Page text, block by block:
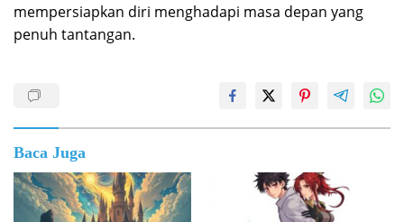
mempersiapkan diri menghadapi masa depan yang
penuh tantangan.
Baca Juga